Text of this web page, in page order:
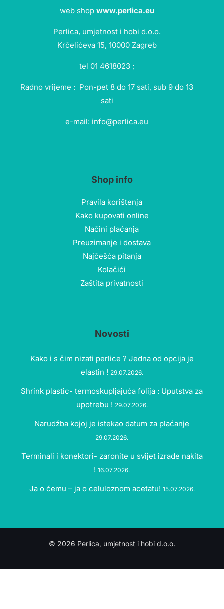
web shop www.perlica.eu
Perlica, umjetnost i hobi d.o.o.
Krčelićeva 15, 10000 Zagreb
tel 01 4618023 ;
Radno vrijeme : Pon-pet 8 do 17 sati, sub 9 do 13
sati
e-mail: info@perlica.eu
Shop info
Pravila korištenja
Kako kupovati online
Načini plaćanja
Preuzimanje i dostava
Najčešća pitanja
Kolačići
Zaštita privatnosti
Novosti
Kako i s čim nizati perlice ? Jedna od opcija je
elastin ! 29.07.2026.
Shrink plastic- termoskupljajuća folija : Uputstva za
upotrebu ! 29.07.2026.
Narudžba kojoj je istekao datum za plaćanje
29.07.2026.
Terminali i konektori- zaronite u svijet izrade nakita
! 16.07.2026.
Ja o ćemu – ja o celuloznom acetatu! 15.07.2026.
© 2026 Perlica, umjetnost i hobi d.o.o.